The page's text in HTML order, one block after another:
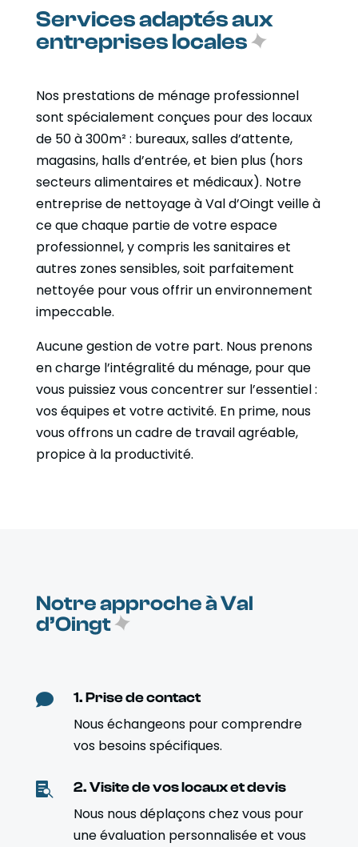
Services adaptés aux
entreprises locales
Nos prestations de ménage professionnel
sont spécialement conçues pour des locaux
de 50 à 300m² : bureaux, salles d’attente,
magasins, halls d’entrée, et bien plus (hors
secteurs alimentaires et médicaux). Notre
entreprise de nettoyage à Val d’Oingt veille à
ce que chaque partie de votre espace
professionnel, y compris les sanitaires et
autres zones sensibles, soit parfaitement
nettoyée pour vous offrir un environnement
impeccable.
Aucune gestion de votre part. Nous prenons
en charge l’intégralité du ménage, pour que
vous puissiez vous concentrer sur l’essentiel :
vos équipes et votre activité. En prime, nous
vous offrons un cadre de travail agréable,
propice à la productivité.
Notre approche à Val
d’Oingt
 1. Prise de contact
Nous échangeons pour comprendre
vos besoins spécifiques.
 2. Visite de vos locaux et devis
Nous nous déplaçons chez vous pour
une évaluation personnalisée et vous